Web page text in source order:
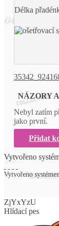
Délka
NÁZORY
Nebyl zatím
jako první.
Přidat
Vytvořeno
Vytvořeno
ZjYxYzU
Hlídací pes